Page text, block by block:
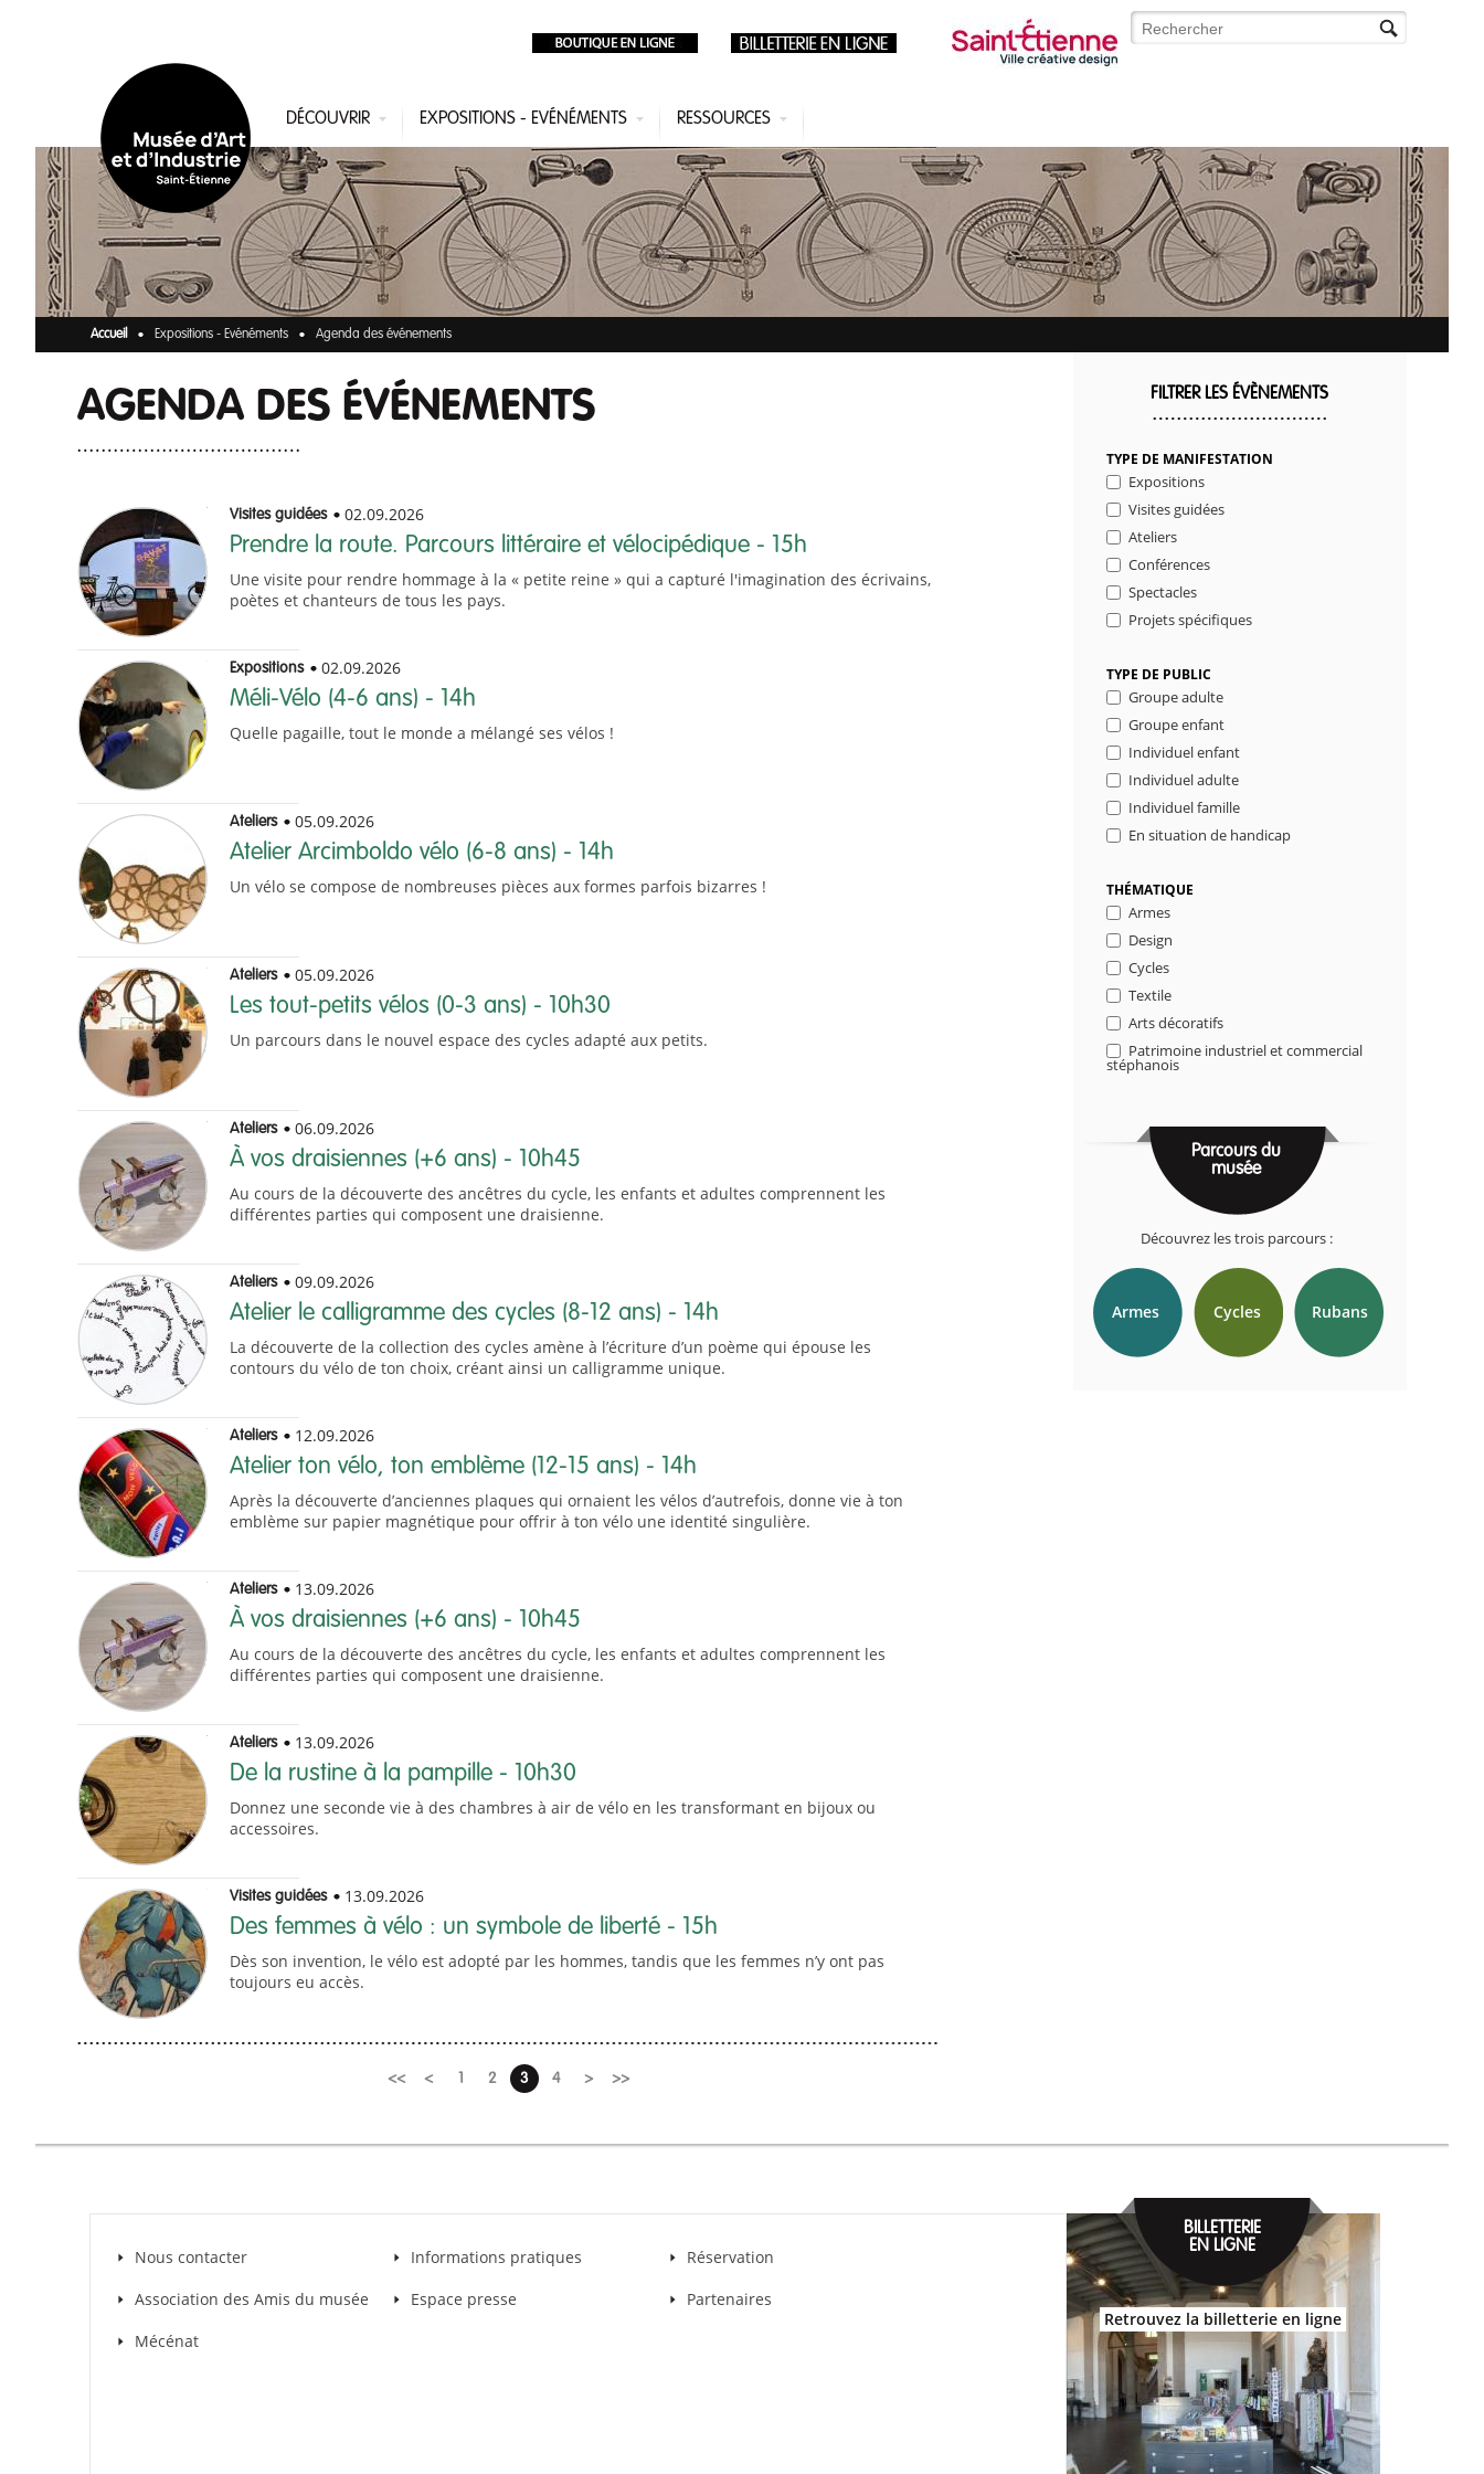
Formulaire de recherche
Rechercher
DÉCOUVRIR EXPOSITIONS - EVÉNÉMENTS RESSOURCES
Accueil Expositions - Evénéments Agenda des événements
AGENDA DES ÉVÉNEMENTS
Visites guidées 02.09.2026
Prendre la route. Parcours littéraire et vélocipédique - 15h
Une visite pour rendre hommage à la « petite reine » qui a capturé l'imagination des écrivains,
poètes et chanteurs de tous les pays.
Expositions 02.09.2026
Méli-Vélo (4-6 ans) - 14h
Quelle pagaille, tout le monde a mélangé ses vélos !
Ateliers 05.09.2026
Atelier Arcimboldo vélo (6-8 ans) - 14h
Un vélo se compose de nombreuses pièces aux formes parfois bizarres !
Ateliers 05.09.2026
Les tout-petits vélos (0-3 ans) - 10h30
Un parcours dans le nouvel espace des cycles adapté aux petits.
Ateliers 06.09.2026
À vos draisiennes (+6 ans) - 10h45
Au cours de la découverte des ancêtres du cycle, les enfants et adultes comprennent les
différentes parties qui composent une draisienne.
Ateliers 09.09.2026
Atelier le calligramme des cycles (8-12 ans) - 14h
La découverte de la collection des cycles amène à l’écriture d’un poème qui épouse les
contours du vélo de ton choix, créant ainsi un calligramme unique.
Ateliers 12.09.2026
Atelier ton vélo, ton emblème (12-15 ans) - 14h
Après la découverte d’anciennes plaques qui ornaient les vélos d’autrefois, donne vie à ton
emblème sur papier magnétique pour offrir à ton vélo une identité singulière.
Ateliers 13.09.2026
À vos draisiennes (+6 ans) - 10h45
Au cours de la découverte des ancêtres du cycle, les enfants et adultes comprennent les
différentes parties qui composent une draisienne.
Ateliers 13.09.2026
De la rustine à la pampille - 10h30
Donnez une seconde vie à des chambres à air de vélo en les transformant en bijoux ou
accessoires.
Visites guidées 13.09.2026
Des femmes à vélo : un symbole de liberté - 15h
Dès son invention, le vélo est adopté par les hommes, tandis que les femmes n’y ont pas
toujours eu accès.
<< < 1 2 3 4 > >>
FILTRER LES ÉVÈNEMENTS
TYPE DE MANIFESTATION
Expositions
Visites guidées
Ateliers
Conférences
Spectacles
Projets spécifiques
TYPE DE PUBLIC
Groupe adulte
Groupe enfant
Individuel enfant
Individuel adulte
Individuel famille
En situation de handicap
THÉMATIQUE
Armes
Design
Cycles
Textile
Arts décoratifs
Patrimoine industriel et commercial
stéphanois
Parcours du
musée
Découvrez les trois parcours :
Armes Cycles Rubans
Nous contacter Informations pratiques
Réservation
Association des Amis du musée
Espace presse
Partenaires
Mécénat
BILLETTERIE
EN LIGNE
Retrouvez la billetterie en ligne